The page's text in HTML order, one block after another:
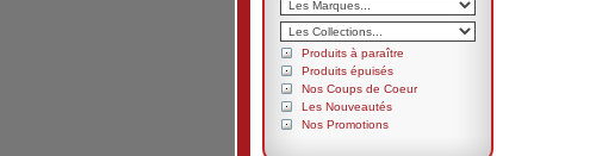
Produits à paraître
Produits épuisés
Nos Coups de Coeur
Les Nouveautés
Nos Promotions